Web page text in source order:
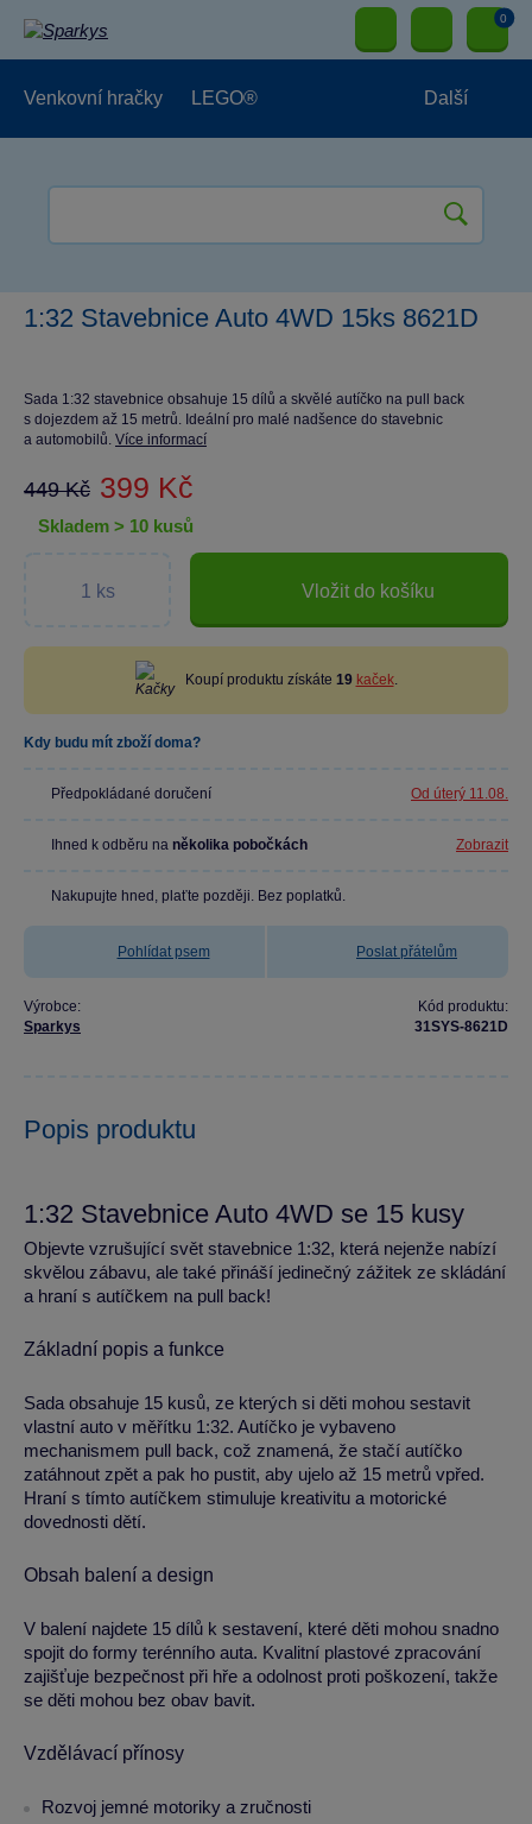
0
Venkovní hračky LEGO® Další
1:32 Stavebnice Auto 4WD 15ks 8621D
Sada 1:32 stavebnice obsahuje 15 dílů a skvělé autíčko na pull back
s dojezdem až 15 metrů. Ideální pro malé nadšence do stavebnic
a automobilů. Více informací
449 Kč 399 Kč
skladem > 10 kusů
Vložit do košíku
Koupí produktu získáte 19 kaček.
Kdy budu mít zboží doma?
Předpokládané doručení Od úterý 11.08.
Ihned k odběru na několika pobočkách Zobrazit
Nakupujte hned, plaťte později. Bez poplatků.
Pohlídat psem Poslat přátelům
Výrobce:
Sparkys
Kód produktu:
31SYS-8621D
Popis produktu
1:32 Stavebnice Auto 4WD se 15 kusy
Objevte vzrušující svět stavebnice 1:32, která nejenže nabízí
skvělou zábavu, ale také přináší jedinečný zážitek ze skládání
a hraní s autíčkem na pull back!
Základní popis a funkce
Sada obsahuje 15 kusů, ze kterých si děti mohou sestavit
vlastní auto v měřítku 1:32. Autíčko je vybaveno
mechanismem pull back, což znamená, že stačí autíčko
zatáhnout zpět a pak ho pustit, aby ujelo až 15 metrů vpřed.
Hraní s tímto autíčkem stimuluje kreativitu a motorické
dovednosti dětí.
Obsah balení a design
V balení najdete 15 dílů k sestavení, které děti mohou snadno
spojit do formy terénního auta. Kvalitní plastové zpracování
zajišťuje bezpečnost při hře a odolnost proti poškození, takže
se děti mohou bez obav bavit.
Vzdělávací přínosy
Rozvoj jemné motoriky a zručnosti